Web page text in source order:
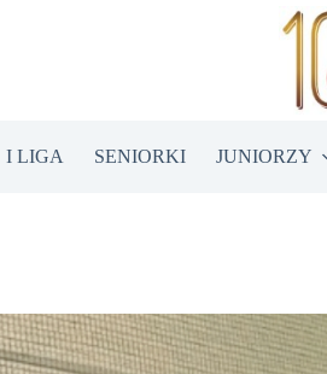
I LIGA SENIORKI JUNIORZY